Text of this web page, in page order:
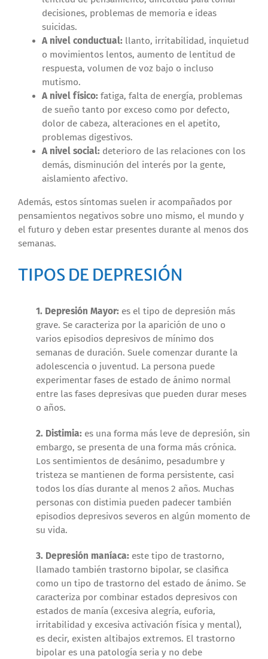
decisiones, problemas de memoria e ideas
suicidas.
A nivel conductual: llanto, irritabilidad, inquietud
o movimientos lentos, aumento de lentitud de
respuesta, volumen de voz bajo o incluso
mutismo.
A nivel físico: fatiga, falta de energía, problemas
de sueño tanto por exceso como por defecto,
dolor de cabeza, alteraciones en el apetito,
problemas digestivos.
A nivel social: deterioro de las relaciones con los
demás, disminución del interés por la gente,
aislamiento afectivo.
Además, estos síntomas suelen ir acompañados por
pensamientos negativos sobre uno mismo, el mundo y
el futuro y deben estar presentes durante al menos dos
semanas.
TIPOS DE DEPRESIÓN
1. Depresión Mayor: es el tipo de depresión más
grave. Se caracteriza por la aparición de uno o
varios episodios depresivos de mínimo dos
semanas de duración. Suele comenzar durante la
adolescencia o juventud. La persona puede
experimentar fases de estado de ánimo normal
entre las fases depresivas que pueden durar meses
o años.
2. Distimia: es una forma más leve de depresión, sin
embargo, se presenta de una forma más crónica.
Los sentimientos de desánimo, pesadumbre y
tristeza se mantienen de forma persistente, casi
todos los días durante al menos 2 años. Muchas
personas con distimia pueden padecer también
episodios depresivos severos en algún momento de
su vida.
3. Depresión maníaca: este tipo de trastorno,
llamado también trastorno bipolar, se clasifica
como un tipo de trastorno del estado de ánimo. Se
caracteriza por combinar estados depresivos con
estados de manía (excesiva alegría, euforia,
irritabilidad y excesiva activación física y mental),
es decir, existen altibajos extremos. El trastorno
bipolar es una patología seria y no debe